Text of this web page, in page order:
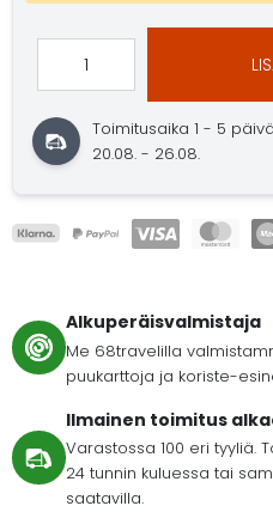
Toimitusaika 1 - 5
20.08. - 26.08.
Alkuperäisvalmistaja
Me 68travelilla
puukarttoja ja koriste-
Ilmainen toimitus
Varastossa 100 eri tyyliä.
24 tunnin kuluessa tai
saatavilla.